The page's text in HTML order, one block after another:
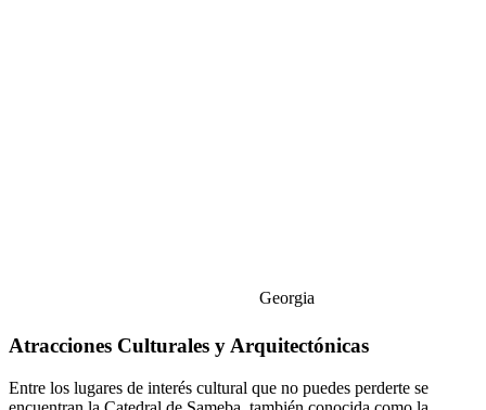
Georgia
Atracciones Culturales y Arquitectónicas
Entre los lugares de interés cultural que no puedes perderte se